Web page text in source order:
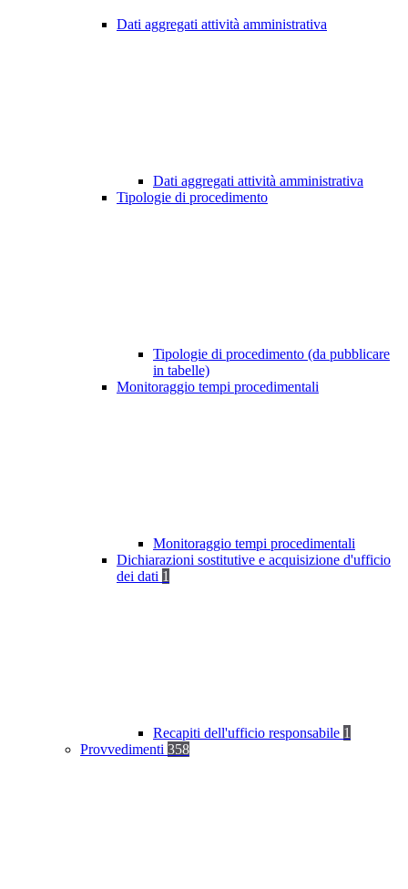
Dati aggregati attività amministrativa
Dati aggregati attività amministrativa
Tipologie di procedimento
Tipologie di procedimento (da pubblicare
in tabelle)
Monitoraggio tempi procedimentali
Monitoraggio tempi procedimentali
Dichiarazioni sostitutive e acquisizione d'ufficio
dei dati 1
Recapiti dell'ufficio responsabile 1
Provvedimenti 358